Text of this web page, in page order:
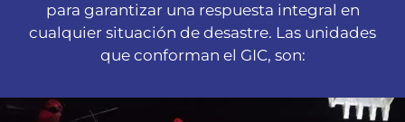
para garantizar una respuesta integral en
cualquier situación de desastre. Las unidades
que conforman el GIC, son: